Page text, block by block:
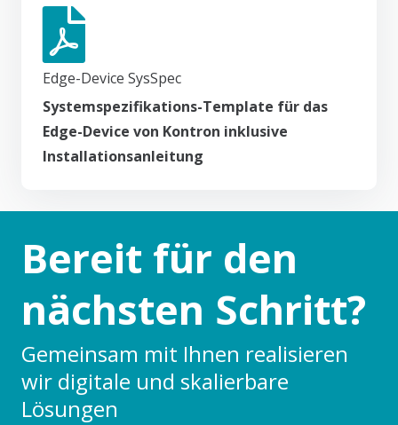
Edge-Device SysSpec
Systemspezifikations-Template für das
Edge-Device von Kontron inklusive
Installationsanleitung
Bereit für den
nächsten Schritt?
Gemeinsam mit Ihnen realisieren
wir digitale und skalierbare
Lösungen